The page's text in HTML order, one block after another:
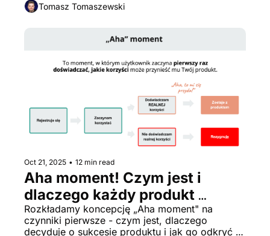
Tomasz Tomaszewski
Oct 21, 2025 • 12 min read
Aha moment! Czym jest i
dlaczego każdy produkt
powinien go mieć?
Rozkładamy koncepcję „Aha moment" na
czynniki pierwsze - czym jest, dlaczego
decyduje o sukcesie produktu i jak go odkryć w